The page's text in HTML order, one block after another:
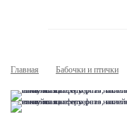
Главная Бабочки и птички